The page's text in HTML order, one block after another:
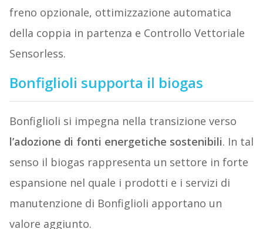
freno opzionale, ottimizzazione automatica
della coppia in partenza e Controllo Vettoriale
Sensorless.
Bonfiglioli supporta il biogas
Bonfiglioli si impegna nella transizione verso
l’adozione di fonti energetiche sostenibili. In tal
senso il biogas rappresenta un settore in forte
espansione nel quale i prodotti e i servizi di
manutenzione di Bonfiglioli apportano un
valore aggiunto.